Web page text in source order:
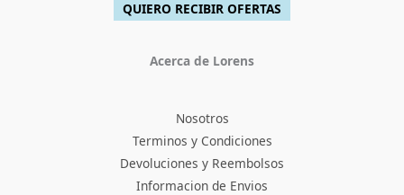
Acerca de Lorens
Nosotros
Terminos y Condiciones
Devoluciones y Reembolsos
Informacion de Envios